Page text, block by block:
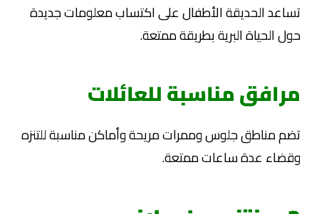
تساعد الحديقة الأطفال على اكتساب معلومات جديدة
حول الحياة البرية بطريقة ممتعة.
مرافق مناسبة للعائلات
تضم مناطق جلوس وممرات مريحة وأماكن مناسبة للتنزه
وقضاء عدة ساعات ممتعة.